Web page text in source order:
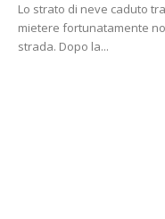
Lo strato di neve caduto
mietere fortunatamente
strada. Dopo la...